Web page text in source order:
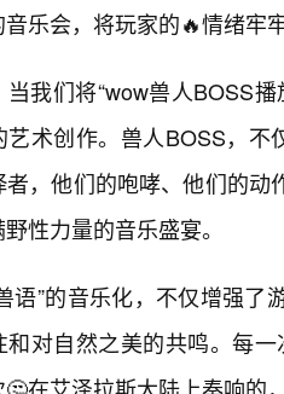
乐会，将玩家的🔥情绪牢
当我们将“wow兽人BOSS
术创作。兽人BOSS，不
者，他们的咆哮、他们的
性力量的音乐盛宴。
语”的音乐化，不仅增强
和对自然之美的共鸣。每